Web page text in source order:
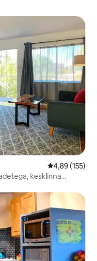
Keskmine
4,89 (155)
kesklinna